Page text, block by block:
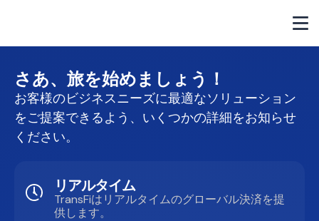
さあ、旅を始めましょう！
お客様のビジネスニーズに最適なソリューション
をご提案できるよう、いくつかの詳細をお知らせ
ください。
リアルタイム
TransFiはリアルタイムのグローバル決済を提
供します。